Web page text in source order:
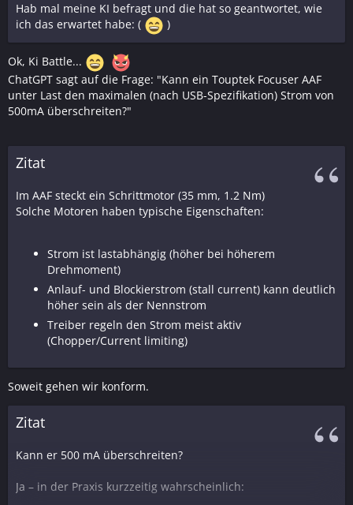
Hab mal meine KI befragt und die hat so geantwortet, wie
ich das erwartet habe: (
)
Ok, Ki Battle...
ChatGPT sagt auf die Frage: "Kann ein Touptek Focuser AAF
unter Last den maximalen (nach USB-Spezifikation) Strom von
500mA überschreiten?"
Zitat
Im AAF steckt ein Schrittmotor (35 mm, 1.2 Nm)
Solche Motoren haben typische Eigenschaften:
Strom ist lastabhängig (höher bei höherem
Drehmoment)
Anlauf- und Blockierstrom (stall current) kann deutlich
höher sein als der Nennstrom
Treiber regeln den Strom meist aktiv
(Chopper/Current limiting)
Soweit gehen wir konform.
Zitat
Kann er 500 mA überschreiten?
Ja – in der Praxis kurzzeitig wahrscheinlich: